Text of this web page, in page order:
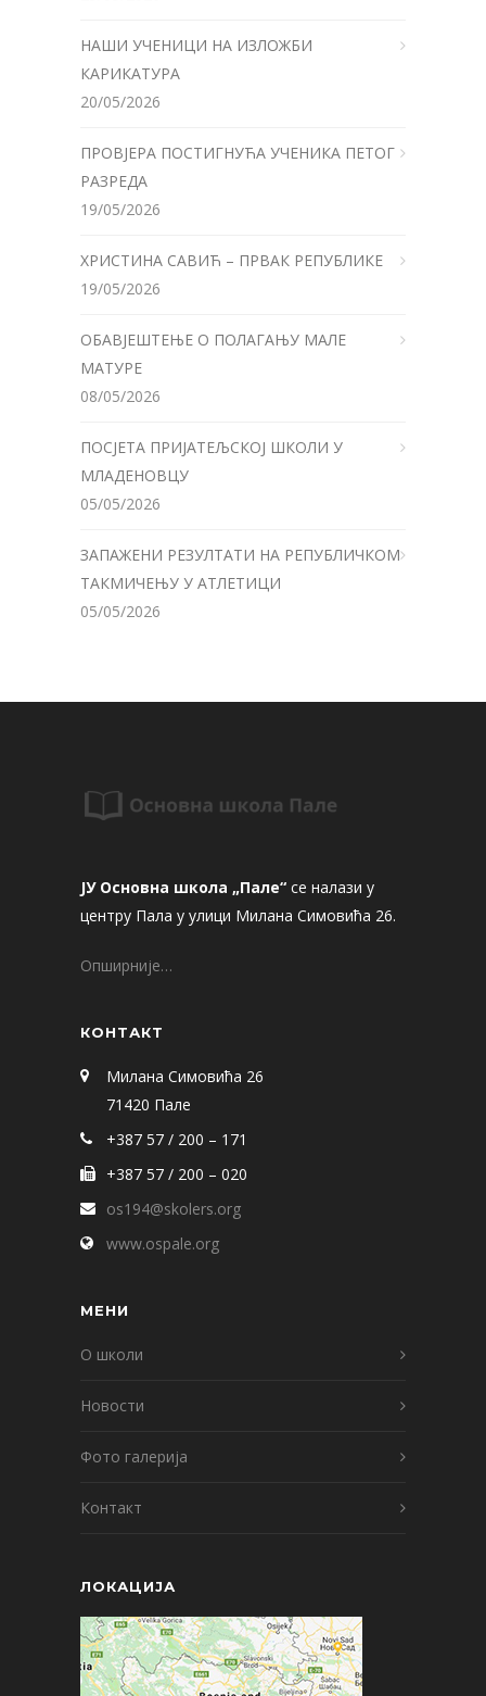
НАШИ УЧЕНИЦИ НА ИЗЛОЖБИ
КАРИКАТУРА
20/05/2026
ПРОВЈЕРА ПОСТИГНУЋА УЧЕНИКА ПЕТОГ
РАЗРЕДА
19/05/2026
ХРИСТИНА САВИЋ – ПРВАК РЕПУБЛИКЕ
19/05/2026
ОБАВЈЕШТЕЊЕ О ПОЛАГАЊУ МАЛЕ
МАТУРЕ
08/05/2026
ПОСЈЕТА ПРИЈАТЕЉСКОЈ ШКОЛИ У
МЛАДЕНОВЦУ
05/05/2026
ЗАПАЖЕНИ РЕЗУЛТАТИ НА РЕПУБЛИЧКОМ
ТАКМИЧЕЊУ У АТЛЕТИЦИ
05/05/2026
ЈУ Основна школа „Пале“ се налази у
центру Пала у улици Милана Симовића 26.
Опширније…
КОНТАКТ
Милана Симовића 26
71420 Пале
+387 57 / 200 – 171
+387 57 / 200 – 020
os194@skolers.org
www.ospale.org
МЕНИ
О школи
Новости
Фото галерија
Контакт
ЛОКАЦИЈА